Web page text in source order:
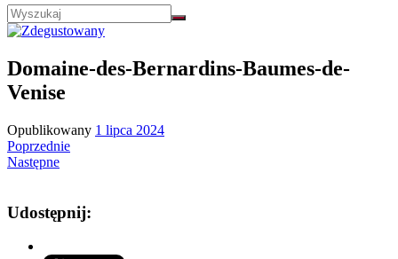
Domaine-des-Bernardins-Baumes-de-
Venise
Opublikowany 1 lipca 2024
Poprzednie
Następne
Udostępnij: